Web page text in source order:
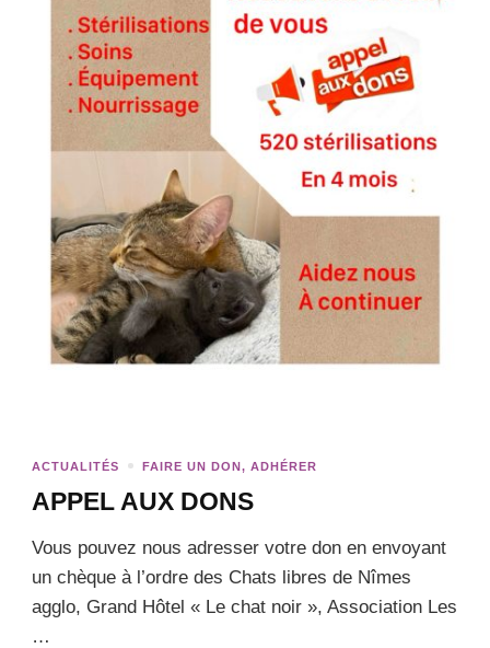
ACTUALITÉS FAIRE UN DON, ADHÉRER
APPEL AUX DONS
Vous pouvez nous adresser votre don en envoyant
un chèque à l’ordre des Chats libres de Nîmes
agglo, Grand Hôtel « Le chat noir », Association Les
…